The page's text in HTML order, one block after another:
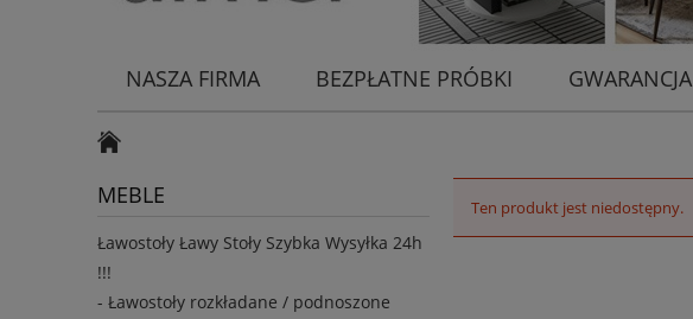
NASZA FIRMA BEZPŁATNE PRÓBKI GWARANCJA
MEBLE
Ławostoły Ławy Stoły Szybka Wysyłka 24h
!!!
- Ławostoły rozkładane / podnoszone
Ten produkt jest niedostępny.